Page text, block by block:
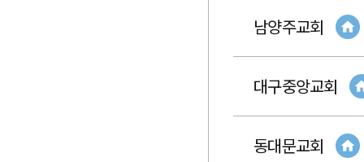
남양주교회
대구중앙교회
동대문교회